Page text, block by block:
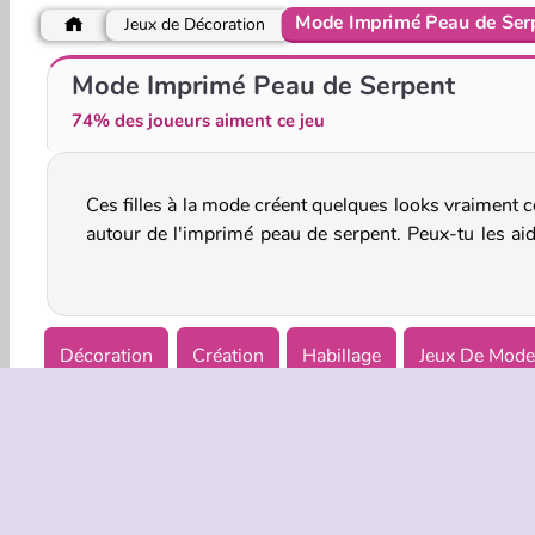
Dotted Girl : mariage gâché Maquillage de star
Jeux de Décoration Mode Imprimé Peau de
Mode Imprimé Peau de Serpent
74% des joueurs aiment ce jeu
Ces filles à la mode créent quelques looks vraiment
autour de l'imprimé peau de serpent. Peux-tu les
créer des styles totalement sauvages dans
Décoration Création Habillage Jeux De Mode